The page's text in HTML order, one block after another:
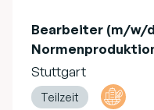
Bearbeiter (m/w/
Stuttgart
Teilzeit